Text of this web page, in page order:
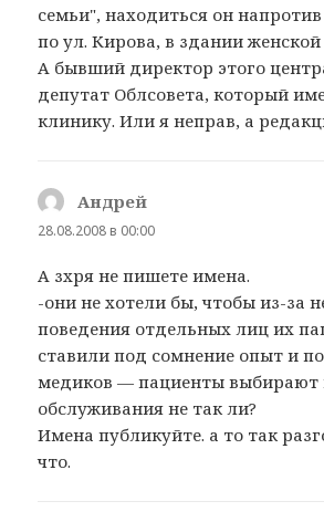
семьи", находиться он
по ул. Кирова, в здании
А бывший директор этого
депутат Облсовета, который
клинику. Или я неправ, а
Андрей
28.08.2008 в 00:00
А зхря не пишете имена.
-они не хотели бы, чтобы из-за
поведения отдельных лиц их
ставили под сомнение опыт и
медиков — пациенты выбирают
обслуживания не так ли?
Имена публикуйте. а то так
что.